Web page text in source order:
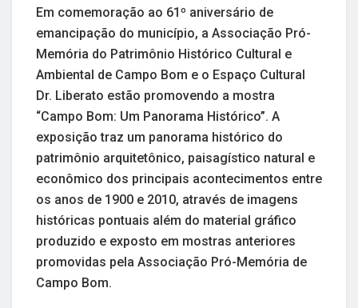
Em comemoração ao 61º aniversário de
emancipação do município, a Associação Pró-
Memória do Patrimônio Histórico Cultural e
Ambiental de Campo Bom e o Espaço Cultural
Dr. Liberato estão promovendo a mostra
“Campo Bom: Um Panorama Histórico”. A
exposição traz um panorama histórico do
patrimônio arquitetônico, paisagístico natural e
econômico dos principais acontecimentos entre
os anos de 1900 e 2010, através de imagens
históricas pontuais além do material gráfico
produzido e exposto em mostras anteriores
promovidas pela Associação Pró-Memória de
Campo Bom.